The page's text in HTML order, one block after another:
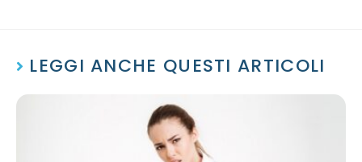
LEGGI ANCHE QUESTI ARTICOLI